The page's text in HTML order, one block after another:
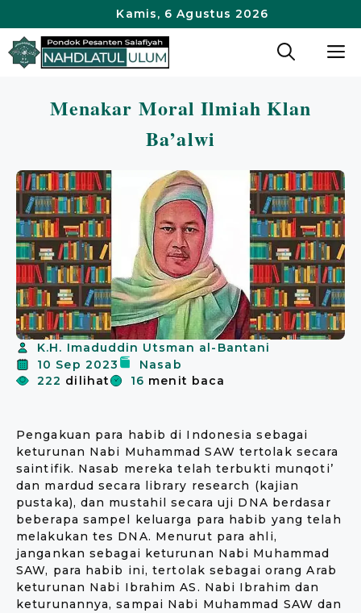
ke
isi
Kamis, 6 Agustus 2026
Menakar Moral Ilmiah Klan
Ba’alwi
K.H. Imaduddin Utsman al-Bantani
10 Sep 2023
Nasab
222 dilihat 16 menit baca
Pengakuan para habib di Indonesia sebagai
keturunan Nabi Muhammad SAW tertolak secara
saintifik. Nasab mereka telah terbukti munqoti’
dan mardud secara library research (kajian
pustaka), dan mustahil secara uji DNA berdasar
beberapa sampel keluarga para habib yang telah
melakukan tes DNA. Menurut para ahli,
jangankan sebagai keturunan Nabi Muhammad
SAW, para habib ini, tertolak sebagai orang Arab
keturunan Nabi Ibrahim AS. Nabi Ibrahim dan
keturunannya, sampai Nabi Muhammad SAW dan